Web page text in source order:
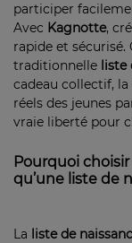
participer
Avec Kagnotte,
rapide et
traditionnelle liste
cadeau collectif,
réels des jeunes
vraie liberté pour
Pourquoi
qu’une liste de
La liste de